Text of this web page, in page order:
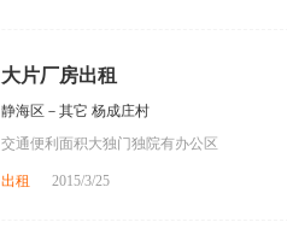
大片厂房出租
静海区－其它 杨成庄村
交通便利面积大独门独院有办公区
出租 2015/3/25